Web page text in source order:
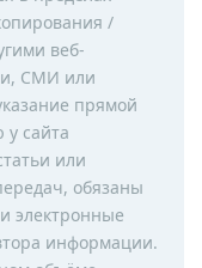
/
веб-
СМИ или
прямой
у сайта
или
обязаны
электронные
информации.